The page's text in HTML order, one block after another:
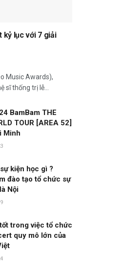
kỷ lục với 7 giải
Music Awards),
sĩ thống trị lễ...
BamBam THE
TOUR [AREA 52]
Minh
kiện học gì ?
đào tạo tổ chức sự
Nội
trong việc tổ chức
quy mô lớn của